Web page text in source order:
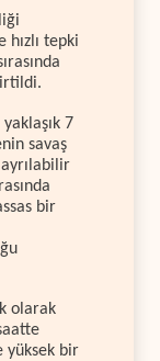
hızlı tepki
7
savaş
ayrılabilir
bir
olarak
yüksek bir